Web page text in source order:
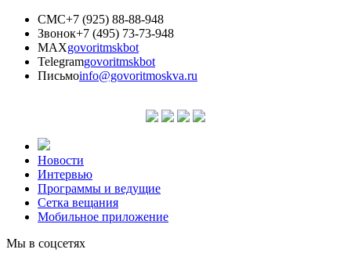
СМС+7 (925) 88-88-948
Звонок+7 (495) 73-73-948
MAXgovoritmskbot
Telegramgovoritmskbot
Письмоinfo@govoritmoskva.ru
Новости
Интервью
Программы и ведущие
Сетка вещания
Мобильное приложение
Мы в соцсетях